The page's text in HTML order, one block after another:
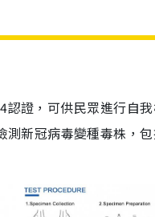
證，可供民眾進行自
新冠病毒變種毒株，